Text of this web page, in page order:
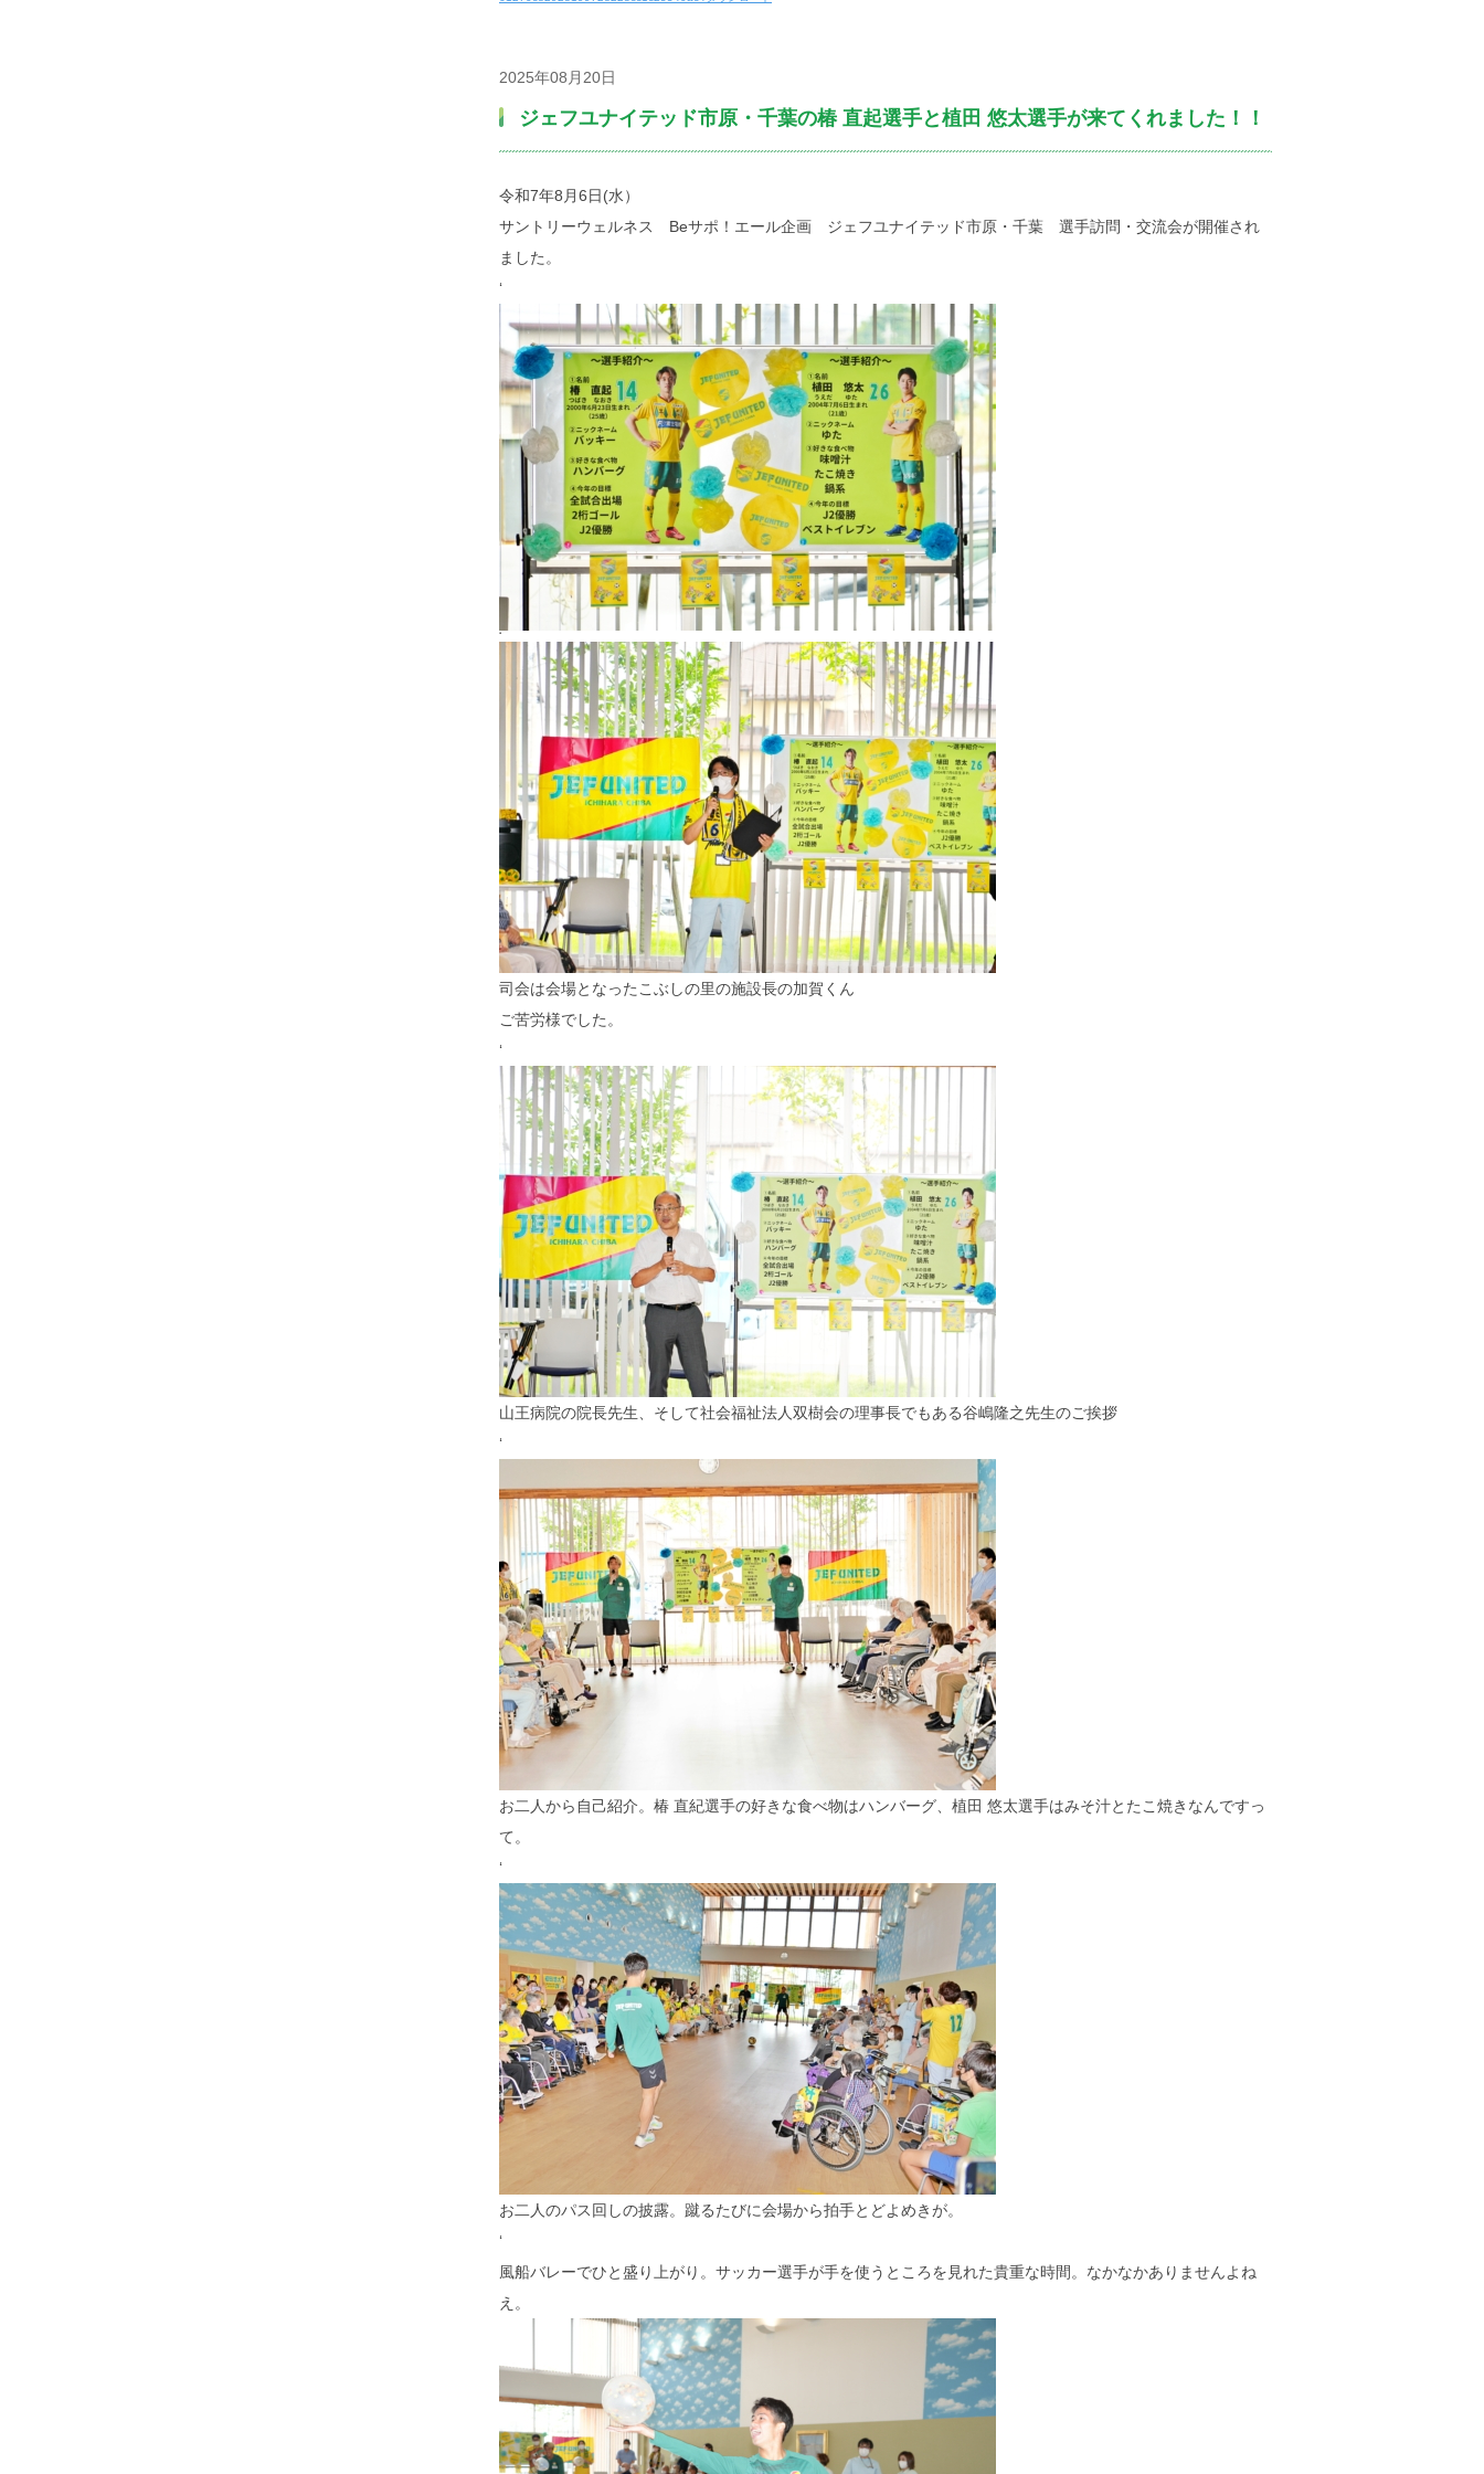
2025年08月20日
ジェフユナイテッド市原・千葉の椿 直起選手と植田 悠太選手が来てくれました！！
令和7年8月6日(水）
サントリーウェルネス Beサポ！エール企画 ジェフユナイテッド市原・千葉 選手訪問・交流会が開催され
ました。
‘
‘
司会は会場となったこぶしの里の施設長の加賀くん
ご苦労様でした。
‘
山王病院の院長先生、そして社会福祉法人双樹会の理事長でもある谷嶋隆之先生のご挨拶
‘
お二人から自己紹介。椿 直紀選手の好きな食べ物はハンバーグ、植田 悠太選手はみそ汁とたこ焼きなんですっ
て。
‘
お二人のパス回しの披露。蹴るたびに会場から拍手とどよめきが。
‘
風船バレーでひと盛り上がり。サッカー選手が手を使うところを見れた貴重な時間。なかなかありませんよね
え。